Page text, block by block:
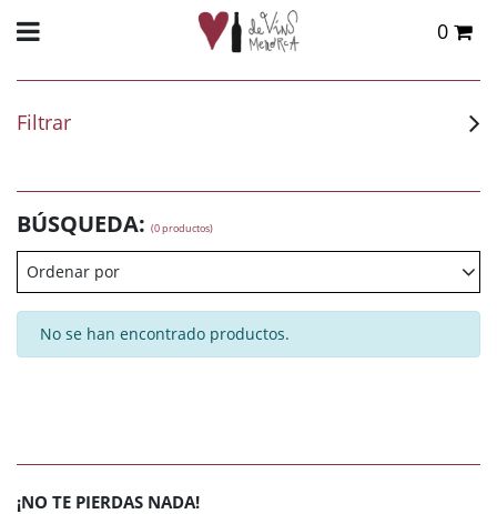
0
Filtrar
BÚSQUEDA: (0 productos)
Ordenar por
No se han encontrado productos.
¡NO TE PIERDAS NADA!